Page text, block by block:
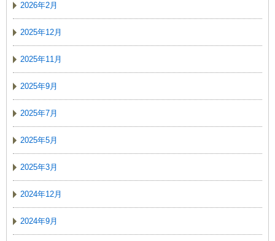
2026年2月
2025年12月
2025年11月
2025年9月
2025年7月
2025年5月
2025年3月
2024年12月
2024年9月